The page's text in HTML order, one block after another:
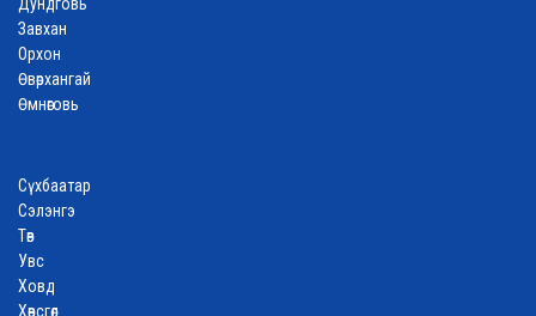
Завхан
Орхон
Өвөрхангай
Өмнөговь
Сүхбаатар
Сэлэнгэ
Төв
Увс
Ховд
Хөвсгөл